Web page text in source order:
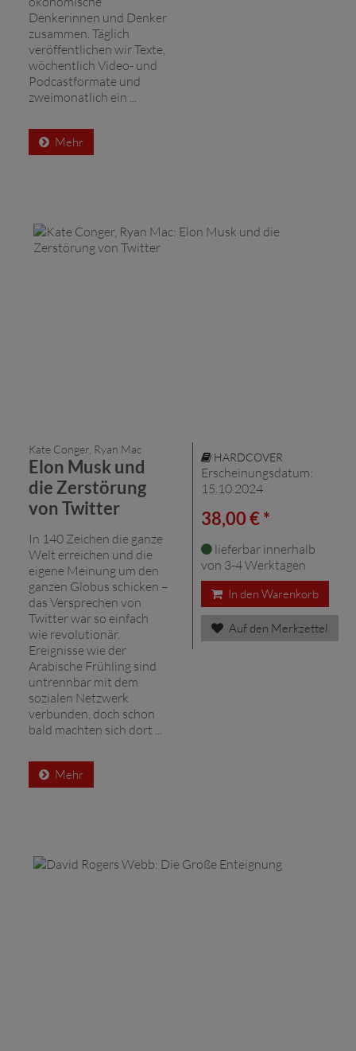
Denkerinnen und Denker
zusammen. Täglich
veröffentlichen wir Texte,
wöchentlich Video- und
Podcastformate und
zweimonatlich ein ...
Mehr
Kate Conger, Ryan Mac
Elon Musk und
die Zerstörung
von Twitter
In 140 Zeichen die ganze
Welt erreichen und die
eigene Meinung um den
ganzen Globus schicken –
das Versprechen von
Twitter war so einfach
wie revolutionär.
Ereignisse wie der
Arabische Frühling sind
untrennbar mit dem
sozialen Netzwerk
verbunden, doch schon
bald machten sich dort ...
Mehr
HARDCOVER
Erscheinungsdatum:
15.10.2024
38,00 € *
lieferbar innerhalb
von 3-4 Werktagen
In den Warenkorb
Auf den Merkzettel